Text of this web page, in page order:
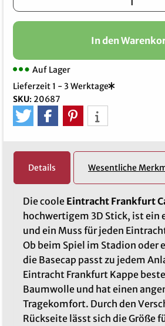
In den
Auf Lager
Lieferzeit 1 - 3 Werktage
SKU: 20687
Details Wesentliche
Die coole Eintracht Frankfurt
hochwertigem 3D Stick, ist ein
und ein Muss für jeden
Ob beim Spiel im Stadion oder
die Basecap passt zu jedem
Eintracht Frankfurt Kappe
Baumwolle und hat einen
Tragekomfort. Durch den
Rückseite lässt sich die Größe